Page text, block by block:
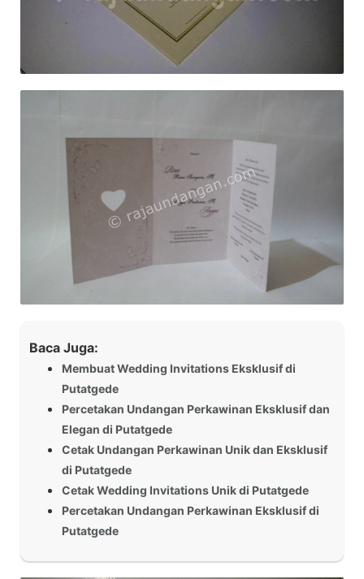
Baca Juga:
Membuat Wedding Invitations Eksklusif di
Putatgede
Percetakan Undangan Perkawinan Eksklusif dan
Elegan di Putatgede
Cetak Undangan Perkawinan Unik dan Eksklusif
di Putatgede
Cetak Wedding Invitations Unik di Putatgede
Percetakan Undangan Perkawinan Eksklusif di
Putatgede